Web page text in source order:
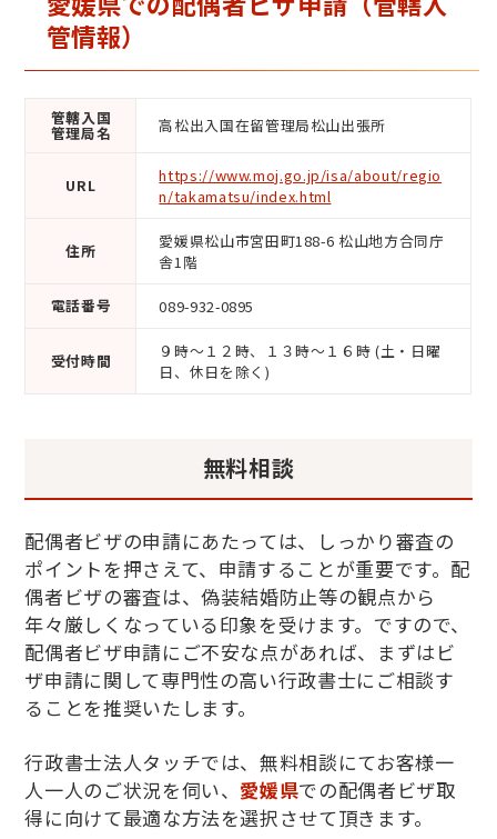
管情報）
管轄入国
管理局名 高松出入国在留管理局松山出張所
URL
https://www.moj.go.jp/isa/about/regio
n/takamatsu/index.html
住所
愛媛県松山市宮田町188-6 松山地方合同庁
舎1階
電話番号 089-932-0895
受付時間
９時～１２時、１３時～１６時 (土・日曜
日、休日を除く)
無料相談
配偶者ビザの申請にあたっては、しっかり審査の
ポイントを押さえて、申請することが重要です。配
偶者ビザの審査は、偽装結婚防止等の観点から
年々厳しくなっている印象を受けます。ですので、
配偶者ビザ申請にご不安な点があれば、まずはビ
ザ申請に関して専門性の高い行政書士にご相談す
ることを推奨いたします。
行政書士法人タッチでは、無料相談にてお客様一
人一人のご状況を伺い、 愛媛県での配偶者ビザ取
得に向けて最適な方法を選択させて頂きます。